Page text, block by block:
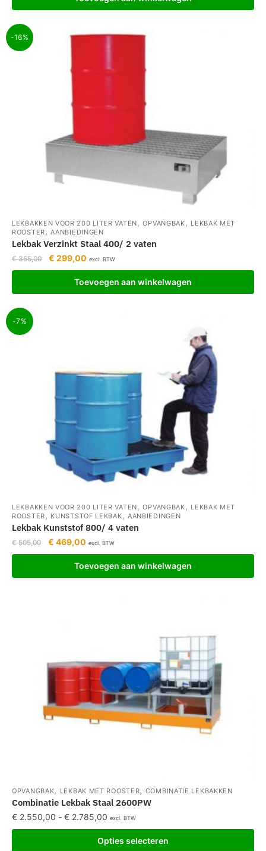
-16%
LEKBAKKEN VOOR 200 LITER VATEN,OPVANGBAK, LEKBAK MET
ROOSTER,AANBIEDINGEN
Lekbak Verzinkt Staal 400/ 2 vaten
€355,00 € 299,00 excl. BTW
Toevoegen aan winkelwagen
-7%
LEKBAKKEN VOOR 200 LITER VATEN,OPVANGBAK, LEKBAK MET
ROOSTER, KUNSTSTOF LEKBAK, AANBIEDINGEN
Lekbak Kunststof 800/ 4 vaten
€505,00 € 469,00 excl. BTW
Toevoegen aan winkelwagen
OPVANGBAK, LEKBAK MET ROOSTER, COMBINATIE LEKBAKKEN
Combinatie Lekbak Staal 2600PW
€ 2.550,00 - € 2.785,00 excl. BTW
Opties selecteren